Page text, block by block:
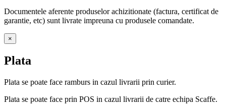
Documentele aferente produselor achizitionate (factura, certificat de
garantie, etc) sunt livrate impreuna cu produsele comandate.
×
Plata
Plata se poate face ramburs in cazul livrarii prin curier.
Plata se poate face prin POS in cazul livrarii de catre echipa Scaffe.